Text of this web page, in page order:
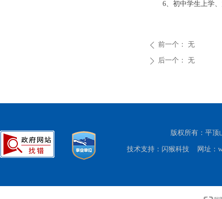
6、初中学生上学
ꄲ 后一个： 无
版权所有：平
技术支持： 闪猴科技 网址：
ꄴ 前一个： 无